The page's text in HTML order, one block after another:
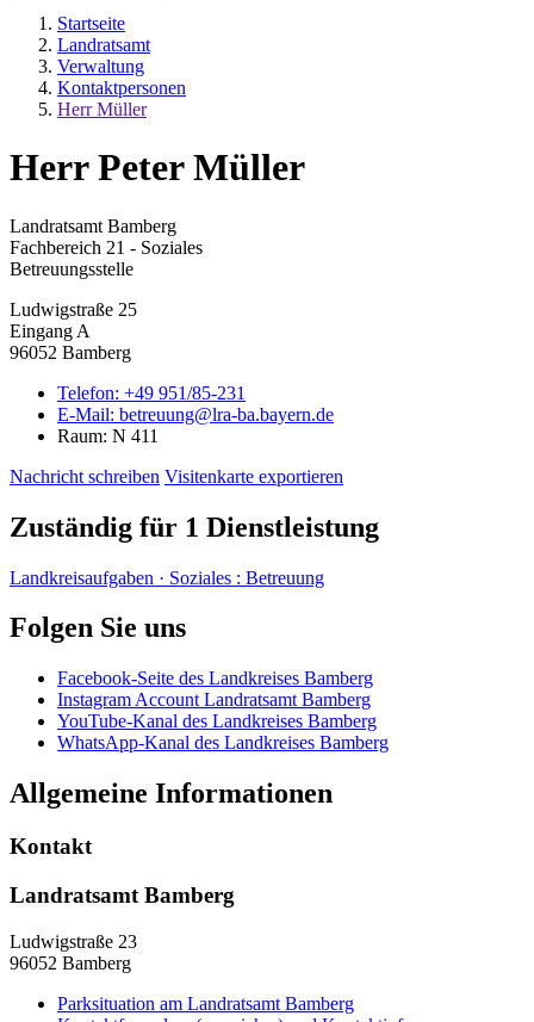
Startseite
Landratsamt
Verwaltung
Kontaktpersonen
Herr Müller
Herr Peter Müller
Landratsamt Bamberg
Fachbereich 21 - Soziales
Betreuungsstelle
Ludwigstraße 25
Eingang A
96052 Bamberg
Telefon: +49 951/85-231
E-Mail: betreuung@lra-ba.bayern.de
Raum: N 411
Nachricht schreiben Visitenkarte exportieren
Zuständig für 1 Dienstleistung
Landkreisaufgaben · Soziales : Betreuung
Folgen Sie uns
Facebook-Seite des Landkreises Bamberg
Instagram Account Landratsamt Bamberg
YouTube-Kanal des Landkreises Bamberg
WhatsApp-Kanal des Landkreises Bamberg
Allgemeine Informationen
Kontakt
Landratsamt Bamberg
Ludwigstraße 23
96052 Bamberg
Parksituation am Landratsamt Bamberg